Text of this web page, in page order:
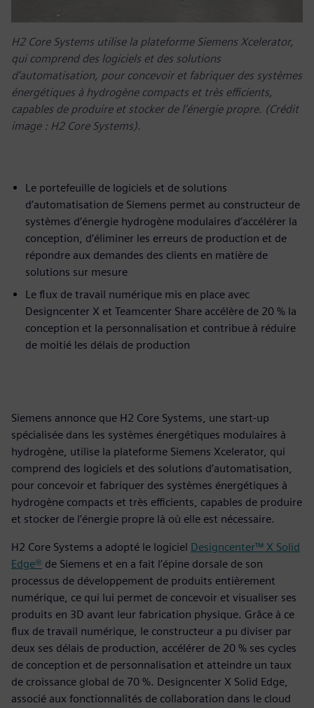
H2 Core Systems utilise la plateforme Siemens Xcelerator,
qui comprend des logiciels et des solutions
d’automatisation, pour concevoir et fabriquer des systèmes
énergétiques à hydrogène compacts et très efficients,
capables de produire et stocker de l’énergie propre. (Crédit
image : H2 Core Systems).
Le portefeuille de logiciels et de solutions
d’automatisation de Siemens permet au constructeur de
systèmes d’énergie hydrogène modulaires d’accélérer la
conception, d’éliminer les erreurs de production et de
répondre aux demandes des clients en matière de
solutions sur mesure
Le flux de travail numérique mis en place avec
Designcenter X et Teamcenter Share accélère de 20 % la
conception et la personnalisation et contribue à réduire
de moitié les délais de production
Siemens annonce que H2 Core Systems, une start-up
spécialisée dans les systèmes énergétiques modulaires à
hydrogène, utilise la plateforme Siemens Xcelerator, qui
comprend des logiciels et des solutions d’automatisation,
pour concevoir et fabriquer des systèmes énergétiques à
hydrogène compacts et très efficients, capables de produire
et stocker de l’énergie propre là où elle est nécessaire.
H2 Core Systems a adopté le logiciel Designcenter™ X Solid
Edge® de Siemens et en a fait l’épine dorsale de son
processus de développement de produits entièrement
numérique, ce qui lui permet de concevoir et visualiser ses
produits en 3D avant leur fabrication physique. Grâce à ce
flux de travail numérique, le constructeur a pu diviser par
deux ses délais de production, accélérer de 20 % ses cycles
de conception et de personnalisation et atteindre un taux
de croissance global de 70 %. Designcenter X Solid Edge,
associé aux fonctionnalités de collaboration dans le cloud